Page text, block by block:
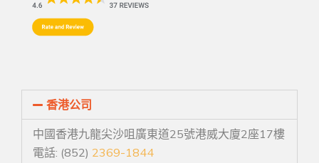
香港公司
中國香港九龍尖沙咀廣東道25號港威大廈2座17樓
電話: (852) 2369-1844